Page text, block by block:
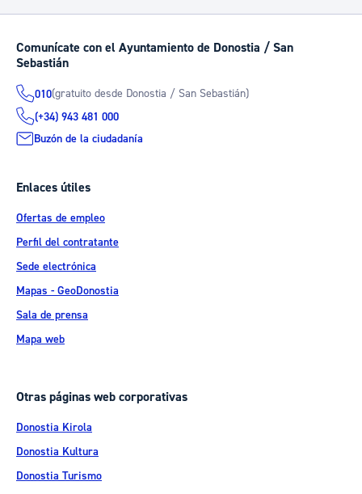
Comunícate con el Ayuntamiento de Donostia / San
Sebastián
010(gratuito desde Donostia / San Sebastián)
(+34) 943 481 000
Buzón de la ciudadanía
Enlaces útiles
Ofertas de empleo
Perfil del contratante
Sede electrónica
Mapas - GeoDonostia
Sala de prensa
Mapa web
Otras páginas web corporativas
Donostia Kirola
Donostia Kultura
Donostia Turismo